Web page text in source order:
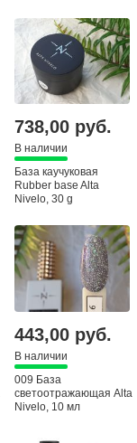
738,00 руб.
В наличии
База каучуковая
Rubber base Alta
Nivelo, 30 g
443,00 руб.
В наличии
009 База
светоотражающая Alta
Nivelo, 10 мл